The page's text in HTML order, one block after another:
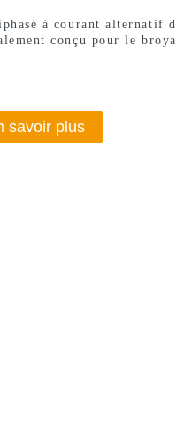
à courant alternatif
conçu pour le
savoir plus